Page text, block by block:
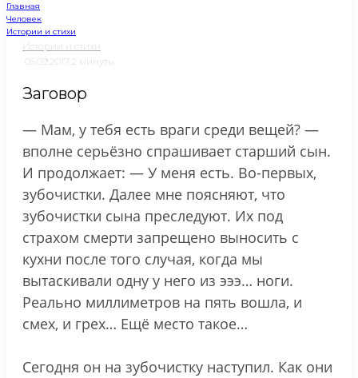
Главная
Человек
Истории и стихи
Истории и стихи
05.09.2017 2 минуты
Заговор
— Мам, у тебя есть враги среди вещей? —
вполне серьёзно спрашивает старший сын.
И продолжает: — У меня есть. Во-первых,
зубочистки. Далее мне поясняют, что
зубочистки сына преследуют. Их под
страхом смерти запрещено выносить с
кухни после того случая, когда мы
вытаскивали одну у него из эээ… ноги.
Реально миллиметров на пять вошла, и
смех, и грех… Ещё место такое…
Сегодня он на зубочистку наступил. Как они